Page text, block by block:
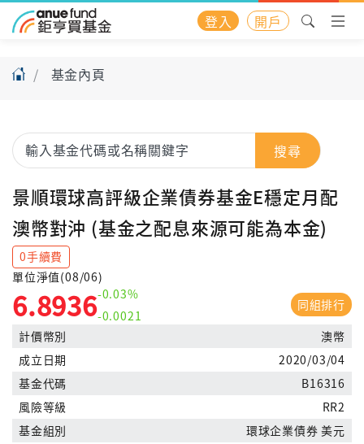
登入 開戶
基金內頁
搜尋
景順環球高評級企業債券基金E穩定月配
澳幣對沖 (基金之配息來源可能為本金)
0手續費
單位淨值(08/06)
6.8936-0.03%
-0.0021
同組排行
計價幣別
澳幣
成立日期
2020/03/04
基金代碼
B16316
風險等級
RR2
基金組別
環球企業債券 美元